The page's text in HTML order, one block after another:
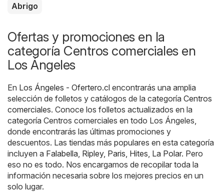
Abrigo
Ofertas y promociones en la
categoría Centros comerciales en
Los Ángeles
En Los Ángeles - Ofertero.cl encontrarás una amplia
selección de folletos y catálogos de la categoría Centros
comerciales. Conoce los folletos actualizados en la
categoría Centros comerciales en todo Los Ángeles,
donde encontrarás las últimas promociones y
descuentos. Las tiendas más populares en esta categoría
incluyen a Falabella Ripley, Paris Hites La Polar. Pero
eso no es todo. Nos encargamos de recopilar toda la
información necesaria sobre los mejores precios en un
solo lugar.